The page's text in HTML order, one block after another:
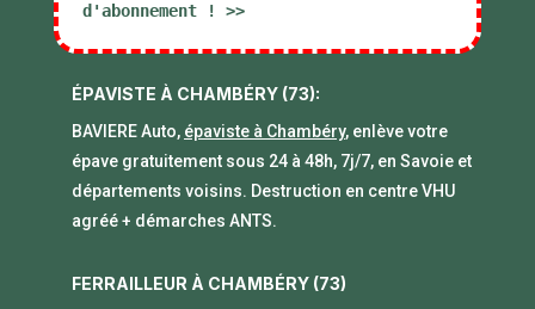
d'abonnement ! >>
ÉPAVISTE À CHAMBÉRY (73):
BAVIERE Auto, épaviste à Chambéry, enlève votre
épave gratuitement sous 24 à 48h, 7j/7, en Savoie et
départements voisins. Destruction en centre VHU
agréé + démarches ANTS.
FERRAILLEUR À CHAMBÉRY (73)